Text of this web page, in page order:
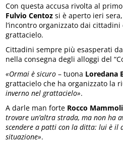
Con questa accusa rivolta al
Fulvio Centoz si è aperto ieri
l’incontro organizzato dai
grattacielo.
Cittadini sempre più esasperati
nella consegna degli alloggi del
«Ormai è sicuro – tuona Loredana
grattacielo che ha organizzato la
inverno nel grattacielo».
A darle man forte Rocco
trovare un’altra strada, ma non ha
scendere a patti con la ditta: lui è il
situazione».